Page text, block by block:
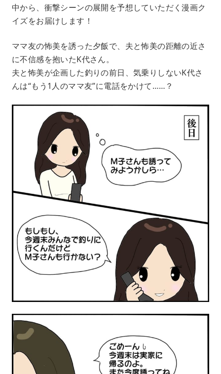
中から、衝撃シーンの展開を予想していただく漫画ク
イズをお届けします！
ママ友の怖美を誘った夕飯で、夫と怖美の距離の近さ
に不信感を抱いたK代さん。
夫と怖美が企画した釣りの前日、気乗りしないK代さ
んは“もう1人のママ友”に電話をかけて……？